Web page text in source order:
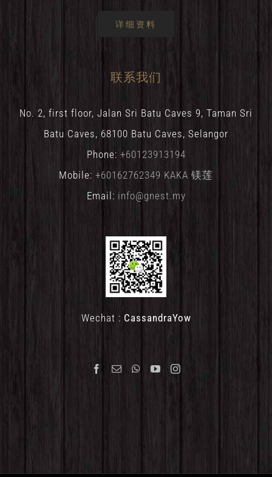
详细资料
联系我们
No. 2, first floor, Jalan Sri Batu Caves 9, Taman Sri
Batu Caves, 68100 Batu Caves, Selangor
Phone: +60123913194
Mobile: +60162762349 KAKA 镁莲
Email: info@gnest.my
Wechat : CassandraYow